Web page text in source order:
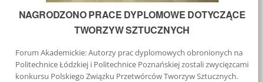
NAGRODZONO PRACE DYPLOMOWE DOTYCZĄCE
TWORZYW SZTUCZNYCH
Forum Akademickie: Autorzy prac dyplomowych obronionych na
Politechnice Łódzkiej i Politechnice Poznańskiej zostali zwycięzcami
konkursu Polskiego Związku Przetwórców Tworzyw Sztucznych.